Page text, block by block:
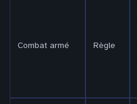
Combat armé Règle